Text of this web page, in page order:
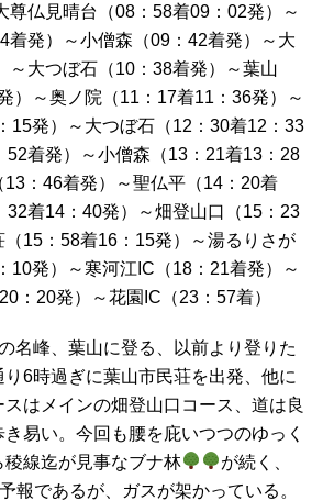
尊仏見晴台（08：58着09：02発）～
着発）～小僧森（09：42着発）～大
～大つぼ石（10：38着発）～葉山
）～奥ノ院（11：17着11：36発）～
15発）～大つぼ石（12：30着12：33
52着発）～小僧森（13：21着13：28
：46着発）～聖仏平（14：20着
32着14：40発）～畑登山口（15：23
15：58着16：15発）～湯るりさが
10発）～寒河江IC（18：21着発）～
：20発）～花園IC（23：57着）
名峰、葉山に登る、以前より登りた
6時過ぎに葉山市民荘を出発、他に
はメインの畑登山口コース、道は良
易い。今回も腰を庇いつつのゆっく
稜線迄が見事なブナ林
が続く、
報であるが、ガスが架かっている。